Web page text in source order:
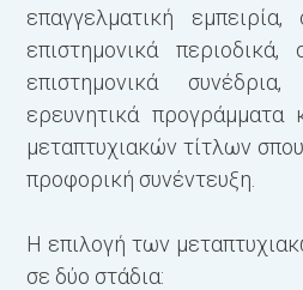
επαγγελματική
επιστημονικά
επιστημονικά
ερευνητικά
μεταπτυχιακών τίτλων
προφορική συνέντευξη.
Η επιλογή των
σε δύο στάδια: